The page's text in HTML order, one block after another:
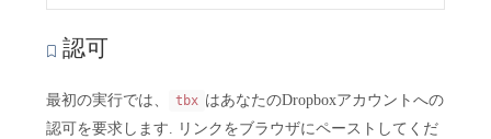
認可
最初の実行では、 tbx はあなたのDropboxアカウントへの
認可を要求します. リンクをブラウザにペーストしてくだ